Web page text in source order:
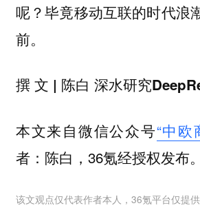
呢？毕竟移动互联的时代浪
前。
撰 文 | 陈白 深水研究
本文来自微信公众号“中欧
者：陈白，36氪经授权发布。
该文观点仅代表作者本人，36氪平台仅提供